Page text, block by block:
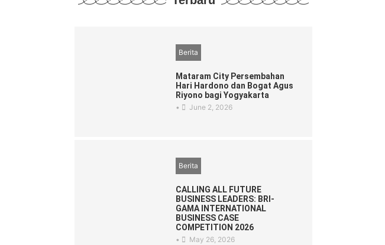
Berita
Mataram City Persembahan
Hari Hardono dan Bogat Agus
Riyono bagi Yogyakarta
• June 2, 2026
Berita
CALLING ALL FUTURE
BUSINESS LEADERS: BRI-
GAMA INTERNATIONAL
BUSINESS CASE
COMPETITION 2026
• May 26, 2026